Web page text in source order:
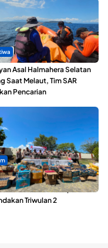
Asal Halmahera Selatan
Saat Melaut, Tim SAR
Pencarian
Maluku Utara Musnahkan
Liter Miras Hasil Operasi
Triwulan 2